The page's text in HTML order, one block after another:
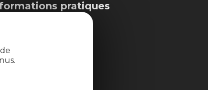
pratiques
Espace groupes